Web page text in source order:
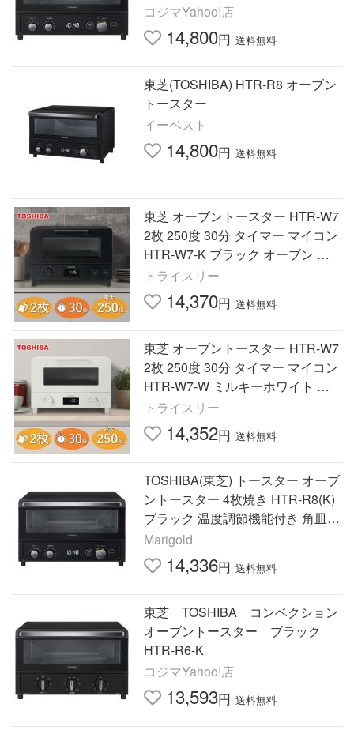
コジマYahoo!店
14,800円 送料無料
東芝(TOSHIBA) HTR-R8 オーブン
トースター
イーベスト
14,800円 送料無料
東芝 オーブントースター HTR-W7
2枚 250度 30分 タイマー マイコン
HTR-W7-K ブラック オーブン ト
ースター トースト HTRW7 HTRW
7K TOSHIBA
トライスリー
14,370円 送料無料
東芝 オーブントースター HTR-W7
2枚 250度 30分 タイマー マイコン
HTR-W7-W ミルキーホワイト オ
ーブン トースター トースト HTR
W7 HTRW7W TOSHIBA
トライスリー
14,352円 送料無料
TOSHIBA(東芝) トースター オーブ
ントースター 4枚焼き HTR-R8(K)
ブラック 温度調節機能付き 角皿付
き 自動メニュー タイマー30
Marigold
14,336円 送料無料
東芝 TOSHIBA コンベクション
オーブントースター ブラック
HTR-R6-K
コジマYahoo!店
13,593円 送料無料